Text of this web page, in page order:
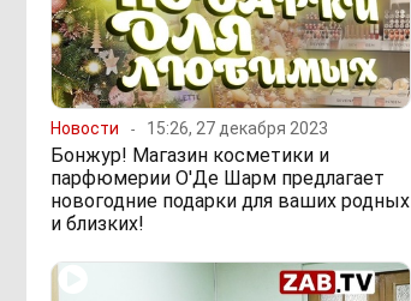
Новости 15:26, 27 декабря 2023
Бонжур! Магазин косметики и
парфюмерии О'Де Шарм предлагает
новогодние подарки для ваших родных
и близких!